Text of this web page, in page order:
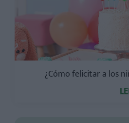
¿Cómo felicitar a los